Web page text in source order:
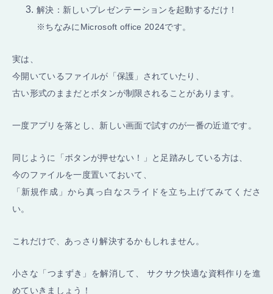
解決：新しいプレゼンテーションを起動するだけ！
※ちなみにMicrosoft office 2024です。
実は、
今開いているファイルが「保護」されていたり、
古い形式のままだとボタンが制限されることがあります。
一度アプリを落とし、新しい画面で試すのが一番の近道です。
同じように「ボタンが押せない！」と足踏みしている方は、
今のファイルを一度置いておいて、
「新規作成」から真っ白なスライドを立ち上げてみてくださ
い。
これだけで、あっさり解決するかもしれません。
小さな「つまずき」を解消して、 サクサク快適な資料作りを進
めていきましょう！